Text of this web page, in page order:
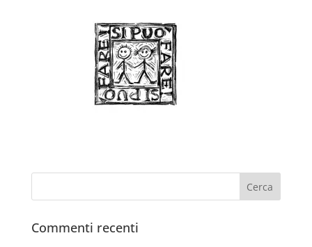
Commenti recenti